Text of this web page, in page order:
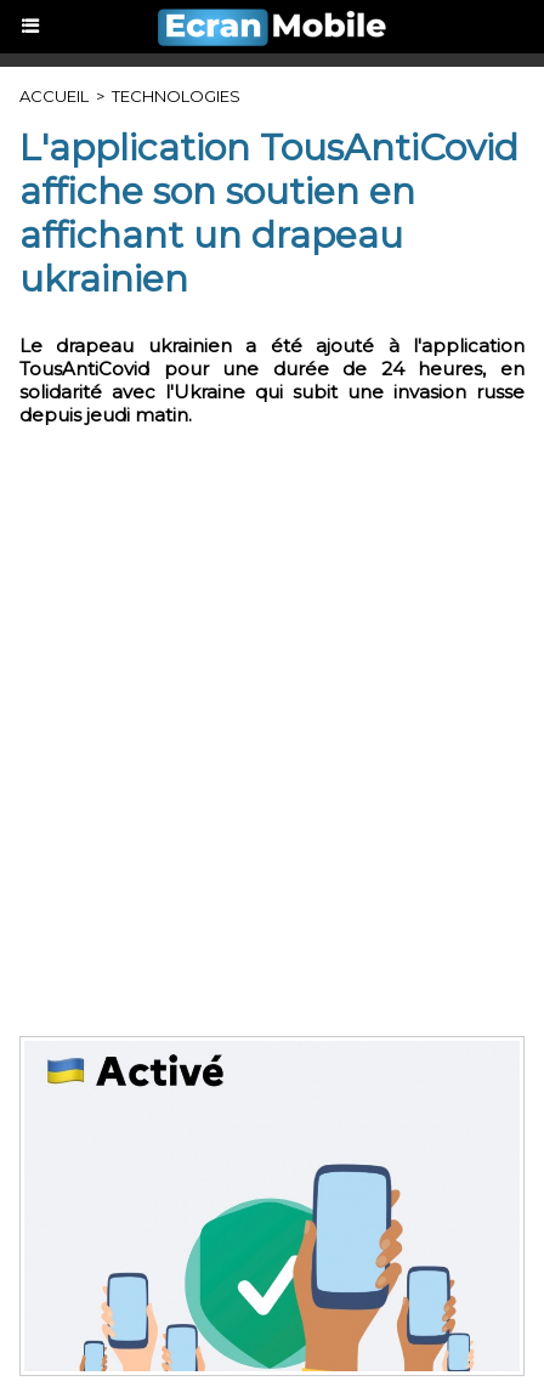
ACCUEIL > TECHNOLOGIES
L'application TousAntiCovid
affiche son soutien en
affichant un drapeau
ukrainien
Le drapeau ukrainien a été ajouté à l'application
TousAntiCovid pour une durée de 24 heures, en
solidarité avec l'Ukraine qui subit une invasion russe
depuis jeudi matin.